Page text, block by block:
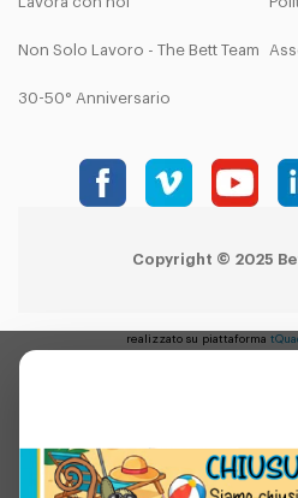
Non Solo Lavoro - The Bett Team
30-50° Anniversario
Copyright © 2025
realizzato su piattaforma